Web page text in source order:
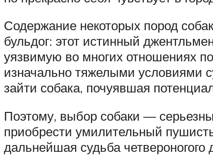
Содержание некоторых пород
бульдог: этот истинный
уязвимую во многих отношениях
изначально тяжелыми условиями
зайти собака, почуявшая
Поэтому, выбор собаки —
приобрести умилительный
дальнейшая судьба четвероногого